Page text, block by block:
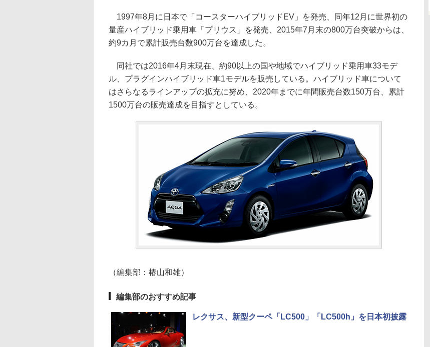
1997年8月に日本で「コースターハイブリッドEV」を発売、同年12月に世界初の
量産ハイブリッド乗用車「プリウス」を発売、2015年7月末の800万台突破からは、
約9カ月で累計販売台数900万台を達成した。
同社では2016年4月末現在、約90以上の国や地域でハイブリッド乗用車33モデ
ル、プラグインハイブリッド車1モデルを販売している。ハイブリッド車について
はさらなるラインアップの拡充に努め、2020年までに年間販売台数150万台、累計
1500万台の販売達成を目指すとしている。
（編集部：椿山和雄）
編集部のおすすめ記事
レクサス、新型クーペ「LC500」「LC500h」を日本初披露